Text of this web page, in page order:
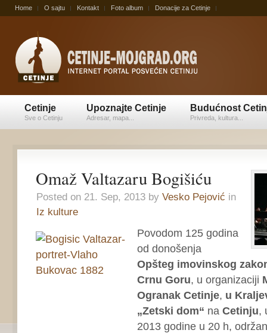
Home O sajtu Kontakt Foto album Donacije za Cetinje
Cetinje
Sve o Cetinju
Upoznajte Cetinje
Adresar, mapa...
Budućnost
Privreda, kultura...
Omaž Valtazaru Bogišiću
Posted on 21. Sep, 2013 by Vesko Pejović in
Iz kulture
Povodom 125 godina
od donošenja
Opšteg imovinskog
Crnu Goru, u organizaciji
Ogranak Cetinje, u
„Zetski dom“ na Cetinju,
2013 godine u 20 h,